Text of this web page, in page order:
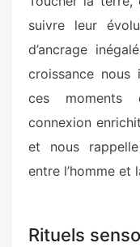
suivre leur
d’ancrage
croissance
ces moments
connexion
et nous
entre l’homme et
Rituels